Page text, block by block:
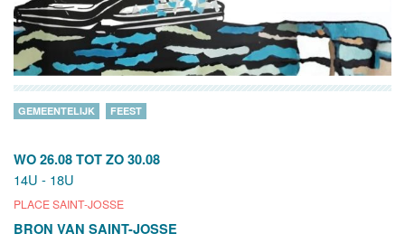
WO 26.08 TOT ZO 30.08
14U - 18U
PLACE SAINT-JOSSE
GEMEENTELIJK FEEST
BRON VAN SAINT-JOSSE